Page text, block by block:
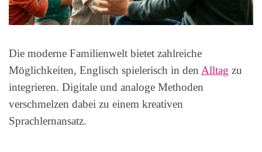
Die moderne Familienwelt bietet zahlreiche
Möglichkeiten, Englisch spielerisch in den Alltag zu
integrieren. Digitale und analoge Methoden
verschmelzen dabei zu einem kreativen
Sprachlernansatz.